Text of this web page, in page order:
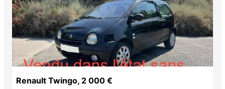
Renault Twingo, 2 000 €